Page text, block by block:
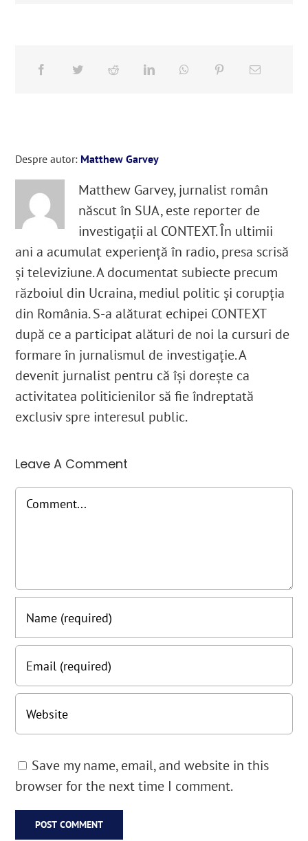
Despre autor: Matthew Garvey
Matthew Garvey, jurnalist român
născut în SUA, este reporter de
investigații al CONTEXT. În ultimii
ani a acumulat experiență în radio, presa scrisă
și televiziune. A documentat subiecte precum
războiul din Ucraina, mediul politic și corupția
din România. S-a alăturat echipei CONTEXT
după ce a participat alături de noi la cursuri de
formare în jurnalismul de investigație. A
devenit jurnalist pentru că își dorește ca
activitatea politicienilor să fie îndreptată
exclusiv spre interesul public.
Leave A Comment
Comment
Save my name, email, and website in this
browser for the next time I comment.